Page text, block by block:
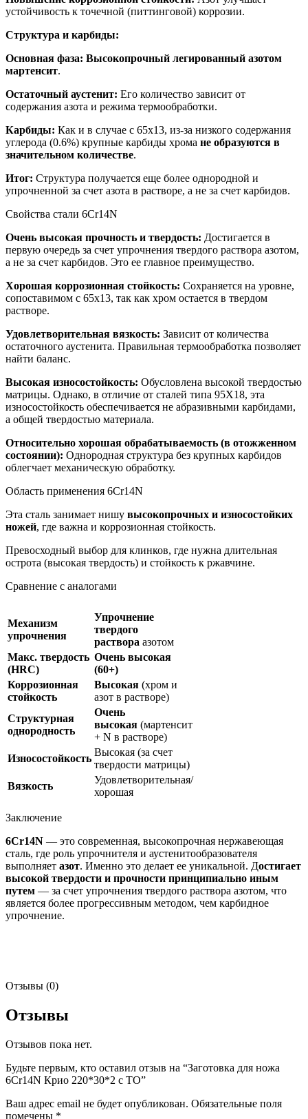
устойчивость к точечной (питтинговой) коррозии.
Структура и карбиды:
Основная фаза: Высокопрочный легированный азотом
мартенсит.
Остаточный аустенит: Его количество зависит от
содержания азота и режима термообработки.
Карбиды: Как и в случае с 65х13, из-за низкого содержания
углерода (0.6%) крупные карбиды хрома не образуются в
значительном количестве.
Итог: Структура получается еще более однородной и
упрочненной за счет азота в растворе, а не за счет карбидов.
Свойства стали 6Cr14N
Очень высокая прочность и твердость: Достигается в
первую очередь за счет упрочнения твердого раствора азотом,
а не за счет карбидов. Это ее главное преимущество.
Хорошая коррозионная стойкость: Сохраняется на уровне,
сопоставимом с 65х13, так как хром остается в твердом
растворе.
Удовлетворительная вязкость: Зависит от количества
остаточного аустенита. Правильная термообработка позволяет
найти баланс.
Высокая износостойкость: Обусловлена высокой твердостью
матрицы. Однако, в отличие от сталей типа 95Х18, эта
износостойкость обеспечивается не абразивными карбидами,
а общей твердостью материала.
Относительно хорошая обрабатываемость (в отожженном
состоянии): Однородная структура без крупных карбидов
облегчает механическую обработку.
Область применения 6Cr14N
Эта сталь занимает нишу высокопрочных и износостойких
ножей, где важна и коррозионная стойкость.
Превосходный выбор для клинков, где нужна длительная
острота (высокая твердость) и стойкость к ржавчине.
Сравнение с аналогами
Механизм
упрочнения
Упрочнение
твердого
раствора азотом
Макс. твердость
(HRC)
Очень высокая
(60+)
Коррозионная
стойкость
Высокая (хром и
азот в растворе)
Структурная
однородность
Очень
высокая (мартенсит
+ N в растворе)
Износостойкость
Высокая (за счет
твердости матрицы)
Вязкость
Удовлетворительная/
хорошая
Заключение
6Cr14N — это современная, высокопрочная нержавеющая
сталь, где роль упрочнителя и аустенитообразователя
выполняет азот. Именно это делает ее уникальной. Достигает
высокой твердости и прочности принципиально иным
путем — за счет упрочнения твердого раствора азотом, что
является более прогрессивным методом, чем карбидное
упрочнение.
Отзывы (0)
Отзывы
Отзывов пока нет.
Будьте первым, кто оставил отзыв на “Заготовка для ножа
6Cr14N Крио 220*30*2 с ТО”
Ваш адрес email не будет опубликован. Обязательные поля
помечены *